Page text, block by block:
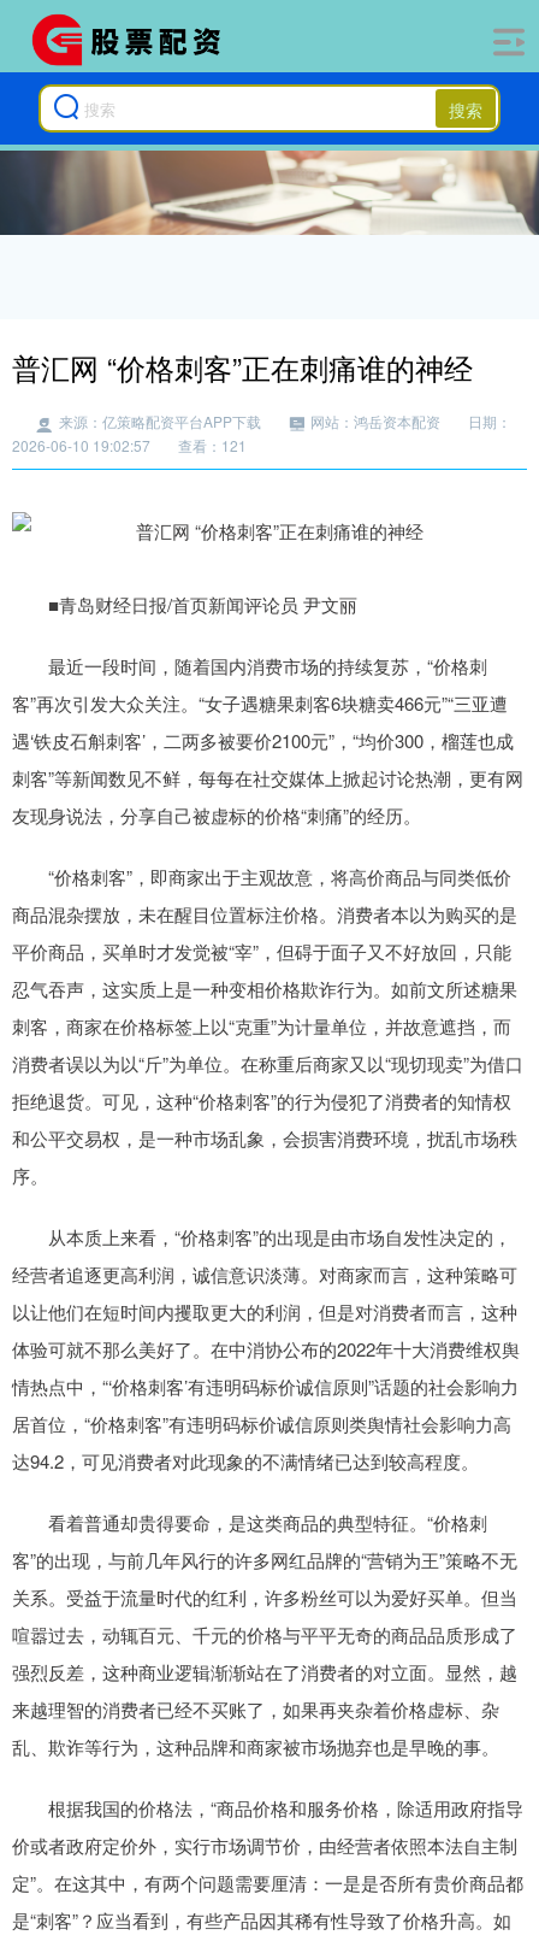
搜索
普汇网 “价格刺客”正在刺痛谁的神经
来源：亿策略配资平台APP下载 网站：鸿岳资本配资
日期：
2026-06-10 19:02:57
查看：121
■青岛财经日报/首页新闻评论员 尹文丽
最近一段时间，随着国内消费市场的持续复苏，“价格刺
客”再次引发大众关注。“女子遇糖果刺客6块糖卖466元”“三亚遭
遇‘铁皮石斛刺客’，二两多被要价2100元”，“均价300，榴莲也成
刺客”等新闻数见不鲜，每每在社交媒体上掀起讨论热潮，更有网
友现身说法，分享自己被虚标的价格“刺痛”的经历。
“价格刺客”，即商家出于主观故意，将高价商品与同类低价
商品混杂摆放，未在醒目位置标注价格。消费者本以为购买的是
平价商品，买单时才发觉被“宰”，但碍于面子又不好放回，只能
忍气吞声，这实质上是一种变相价格欺诈行为。如前文所述糖果
刺客，商家在价格标签上以“克重”为计量单位，并故意遮挡，而
消费者误以为以“斤”为单位。在称重后商家又以“现切现卖”为借口
拒绝退货。可见，这种“价格刺客”的行为侵犯了消费者的知情权
和公平交易权，是一种市场乱象，会损害消费环境，扰乱市场秩
序。
从本质上来看，“价格刺客”的出现是由市场自发性决定的，
经营者追逐更高利润，诚信意识淡薄。对商家而言，这种策略可
以让他们在短时间内攫取更大的利润，但是对消费者而言，这种
体验可就不那么美好了。在中消协公布的2022年十大消费维权舆
情热点中，“‘价格刺客’有违明码标价诚信原则”话题的社会影响力
居首位，“价格刺客”有违明码标价诚信原则类舆情社会影响力高
达94.2，可见消费者对此现象的不满情绪已达到较高程度。
看着普通却贵得要命，是这类商品的典型特征。“价格刺
客”的出现，与前几年风行的许多网红品牌的“营销为王”策略不无
关系。受益于流量时代的红利，许多粉丝可以为爱好买单。但当
喧嚣过去，动辄百元、千元的价格与平平无奇的商品品质形成了
强烈反差，这种商业逻辑渐渐站在了消费者的对立面。显然，越
来越理智的消费者已经不买账了，如果再夹杂着价格虚标、杂
乱、欺诈等行为，这种品牌和商家被市场抛弃也是早晚的事。
根据我国的价格法，“商品价格和服务价格，除适用政府指导
价或者政府定价外，实行市场调节价，由经营者依照本法自主制
定”。在这其中，有两个问题需要厘清：一是是否所有贵价商品都
是“刺客”？应当看到，有些产品因其稀有性导致了价格升高。如